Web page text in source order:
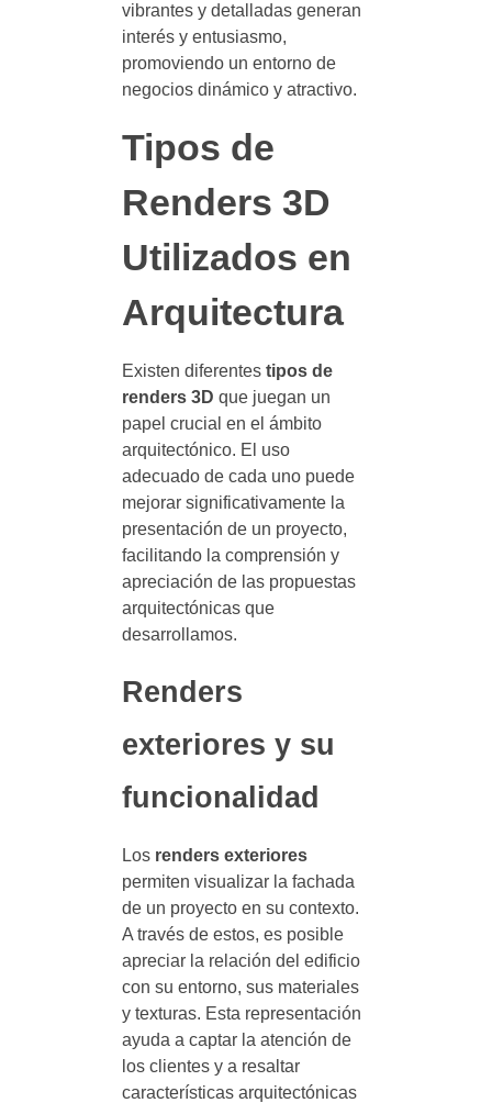
vibrantes y detalladas generan
interés y entusiasmo,
promoviendo un entorno de
negocios dinámico y atractivo.
Tipos de
Renders 3D
Utilizados en
Arquitectura
Existen diferentes tipos de
renders 3D que juegan un
papel crucial en el ámbito
arquitectónico. El uso
adecuado de cada uno puede
mejorar significativamente la
presentación de un proyecto,
facilitando la comprensión y
apreciación de las propuestas
arquitectónicas que
desarrollamos.
Renders
exteriores y su
funcionalidad
Los renders exteriores
permiten visualizar la fachada
de un proyecto en su contexto.
A través de estos, es posible
apreciar la relación del edificio
con su entorno, sus materiales
y texturas. Esta representación
ayuda a captar la atención de
los clientes y a resaltar
características arquitectónicas